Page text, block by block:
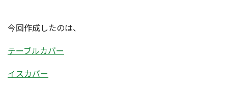
今回作成したのは、
テーブルカバー
イスカバー